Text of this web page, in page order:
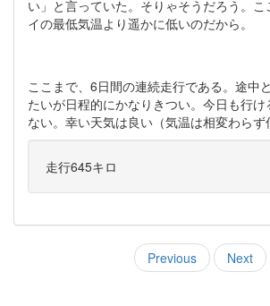
い」と言っていた。そりゃそうだろう。こ
イの最低気温より遥かに低いのだから。
ここまで、6日間の連続走行である。途中
たいが日程的にかなりきつい。今日も行
ない。幸い天気は良い（気温は相変わらず
走行645キロ
Previous Next